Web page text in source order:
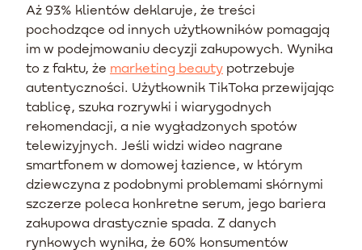
Aż 93% klientów deklaruje, że treści
pochodzące od innych użytkowników pomagają
im w podejmowaniu decyzji zakupowych. Wynika
to z faktu, że marketing beauty potrzebuje
autentyczności. Użytkownik TikToka przewijając
tablicę, szuka rozrywki i wiarygodnych
rekomendacji, a nie wygładzonych spotów
telewizyjnych. Jeśli widzi wideo nagrane
smartfonem w domowej łazience, w którym
dziewczyna z podobnymi problemami skórnymi
szczerze poleca konkretne serum, jego bariera
zakupowa drastycznie spada. Z danych
rynkowych wynika, że 60% konsumentów